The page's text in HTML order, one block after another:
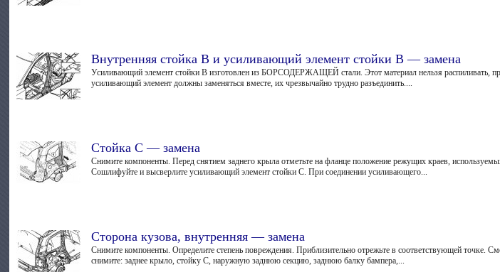
Внутренняя стойка В и усиливающий элемент стойки В — замена
Усиливающий элемент стойки В изготовлен из БОРСОДЕРЖАЩЕЙ стали. Этот материал нельзя распиливать,
усиливающий элемент должны заменяться вместе, их чрезвычайно трудно разъединить....
Стойка С — замена
Снимите компоненты. Перед снятием заднего крыла отметьте на фланце положение режущих краев,
Сошлифуйте и высверлите усиливающий элемент стойки С. При соединении усиливающего...
Сторона кузова, внутренняя — замена
Снимите компоненты. Определите степень повреждения. Приблизительно отрежьте в соответствующей точке.
снимите: заднее крыло, стойку С, наружную заднюю секцию, заднюю балку бампера,...